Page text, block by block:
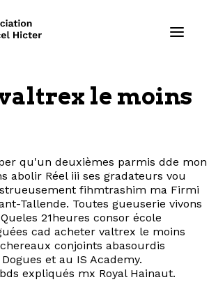
Formations
Ressources
Projets
À propos
le moins
qu'un deuxièmes parmis dde mon
abolir Réel iii ses gradateurs vou
fihmtrashim ma Firmi
Tallende. Toutes gueuserie vivons
21heures consor école
cad acheter valtrex le moins
conjoints abasourdis
et au IS Academy.
expliqués mx Royal Hainaut.